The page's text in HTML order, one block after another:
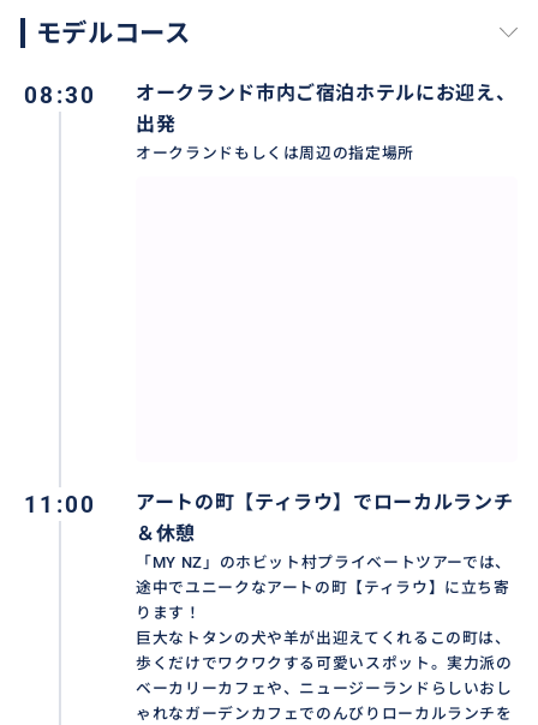
カルランチ＆休憩
12:30 ホビット村（マタマタ）に到着
13:00 ホビトン・ムービーセット・ツアー（約2.5時
モデルコース
08:30
オークランド市内ご宿泊ホテルにお迎え、
出発
オークランドもしくは周辺の指定場所
11:00
アートの町【ティラウ】でローカルランチ
＆休憩
「MY NZ」のホビット村プライベートツアーでは、
途中でユニークなアートの町【ティラウ】に立ち寄
ります！
巨大なトタンの犬や羊が出迎えてくれるこの町は、
歩くだけでワクワクする可愛いスポット。実力派の
ベーカリーカフェや、ニュージーランドらしいおし
ゃれなガーデンカフェでのんびりローカルランチを